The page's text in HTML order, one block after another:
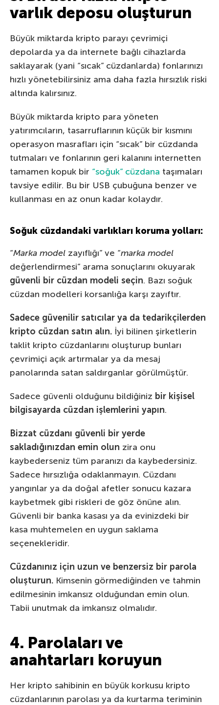
varlık deposu oluşturun
Büyük miktarda kripto parayı çevrimiçi
depolarda ya da internete bağlı cihazlarda
saklayarak (yani “sıcak” cüzdanlarda) fonlarınızı
hızlı yönetebilirsiniz ama daha fazla hırsızlık riski
altında kalırsınız.
Büyük miktarda kripto para yöneten
yatırımcıların, tasarruflarının küçük bir kısmını
operasyon masrafları için “sıcak” bir cüzdanda
tutmaları ve fonlarının geri kalanını internetten
tamamen kopuk bir “soğuk” cüzdana taşımaları
tavsiye edilir. Bu bir USB çubuğuna benzer ve
kullanması en az onun kadar kolaydır.
Soğuk cüzdandaki varlıkları koruma yolları:
“Marka model zayıflığı” ve “marka model
değerlendirmesi” arama sonuçlarını okuyarak
güvenli bir cüzdan modeli seçin. Bazı soğuk
cüzdan modelleri korsanlığa karşı zayıftır.
Sadece güvenilir satıcılar ya da tedarikçilerden
kripto cüzdan satın alın. İyi bilinen şirketlerin
taklit kripto cüzdanlarını oluşturup bunları
çevrimiçi açık artırmalar ya da mesaj
panolarında satan saldırganlar görülmüştür.
Sadece güvenli olduğunu bildiğiniz bir kişisel
bilgisayarda cüzdan işlemlerini yapın.
Bizzat cüzdanı güvenli bir yerde
sakladığınızdan emin olun zira onu
kaybederseniz tüm paranızı da kaybedersiniz.
Sadece hırsızlığa odaklanmayın. Cüzdanı
yangınlar ya da doğal afetler sonucu kazara
kaybetmek gibi riskleri de göz önüne alın.
Güvenli bir banka kasası ya da evinizdeki bir
kasa muhtemelen en uygun saklama
seçenekleridir.
Cüzdanınız için uzun ve benzersiz bir parola
oluşturun. Kimsenin görmediğinden ve tahmin
edilmesinin imkansız olduğundan emin olun.
Tabii unutmak da imkansız olmalıdır.
4. Parolaları ve
anahtarları koruyun
Her kripto sahibinin en büyük korkusu kripto
cüzdanlarının parolası ya da kurtarma teriminin